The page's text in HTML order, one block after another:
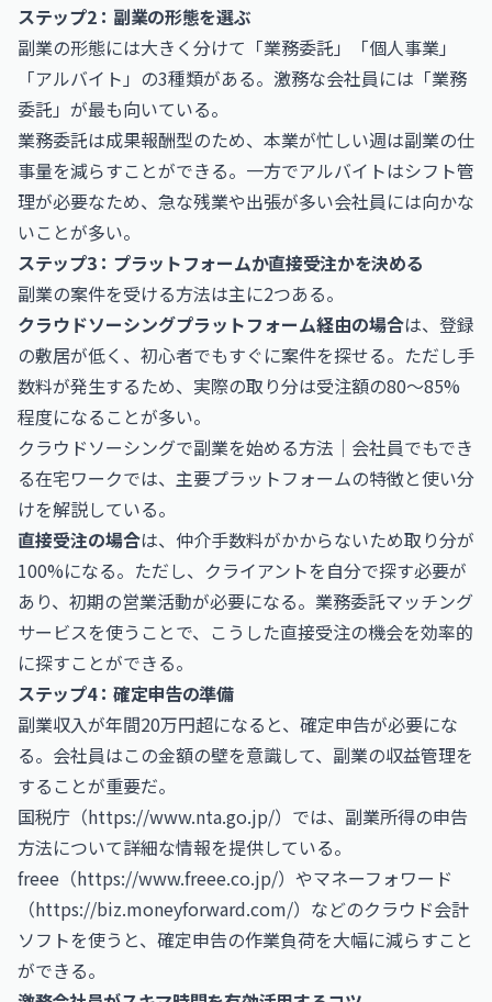
ステップ2：副業の形態を選ぶ
副業の形態には大きく分けて「業務委託」「個人事業」
「アルバイト」の3種類がある。激務な会社員には「業務
委託」が最も向いている。
業務委託は成果報酬型のため、本業が忙しい週は副業の仕
事量を減らすことができる。一方でアルバイトはシフト管
理が必要なため、急な残業や出張が多い会社員には向かな
いことが多い。
ステップ3：プラットフォームか直接受注かを決める
副業の案件を受ける方法は主に2つある。
クラウドソーシングプラットフォーム経由の場合は、登録
の敷居が低く、初心者でもすぐに案件を探せる。ただし手
数料が発生するため、実際の取り分は受注額の80〜85%
程度になることが多い。
クラウドソーシングで副業を始める方法｜会社員でもでき
る在宅ワークでは、主要プラットフォームの特徴と使い分
けを解説している。
直接受注の場合は、仲介手数料がかからないため取り分が
100%になる。ただし、クライアントを自分で探す必要が
あり、初期の営業活動が必要になる。業務委託マッチング
サービスを使うことで、こうした直接受注の機会を効率的
に探すことができる。
ステップ4：確定申告の準備
副業収入が年間20万円超になると、確定申告が必要にな
る。会社員はこの金額の壁を意識して、副業の収益管理を
することが重要だ。
国税庁（https://www.nta.go.jp/）では、副業所得の申告
方法について詳細な情報を提供している。
freee（https://www.freee.co.jp/）やマネーフォワード
（https://biz.moneyforward.com/）などのクラウド会計
ソフトを使うと、確定申告の作業負荷を大幅に減らすこと
ができる。